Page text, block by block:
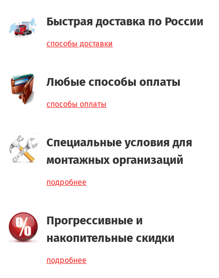
Быстрая доставка по России
способы доставки
Любые способы оплаты
способы оплаты
Специальные условия для
монтажных организаций
подробнее
Прогрессивные и
накопительные скидки
подробнее